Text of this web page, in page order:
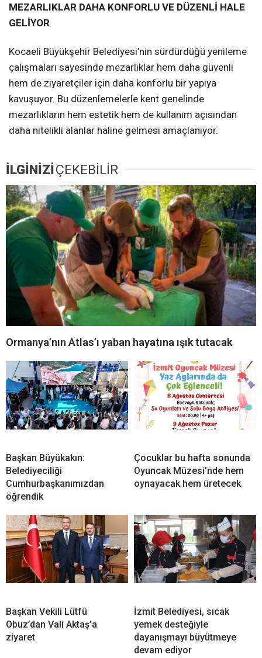
MEZARLIKLAR DAHA KONFORLU VE DÜZENLİ HALE
GELİYOR
Kocaeli Büyükşehir Belediyesi’nin sürdürdüğü yenileme
çalışmaları sayesinde mezarlıklar hem daha güvenli
hem de ziyaretçiler için daha konforlu bir yapıya
kavuşuyor. Bu düzenlemelerle kent genelinde
mezarlıkların hem estetik hem de kullanım açısından
daha nitelikli alanlar haline gelmesi amaçlanıyor.
İLGİNİZİÇEKEBİLİR
Ormanya’nın Atlas’ı yaban hayatına ışık tutacak
Başkan Büyükakın:
Belediyeciliği
Cumhurbaşkanımızdan
öğrendik
Çocuklar bu hafta sonunda
Oyuncak Müzesi’nde hem
oynayacak hem üretecek
Başkan Vekili Lütfü
Obuz’dan Vali Aktaş’a
ziyaret
İzmit Belediyesi, sıcak
yemek desteğiyle
dayanışmayı büyütmeye
devam ediyor